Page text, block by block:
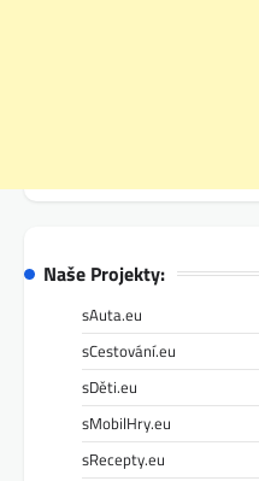
Naše Projekty:
sAuta.eu
sCestování.eu
sDěti.eu
sMobilHry.eu
sRecepty.eu